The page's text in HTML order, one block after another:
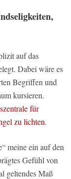
auf das
Dabei wäre es
Begriffen und
kursieren.
für
zu lichten.
meine ein auf den
Gefühl von
geltendes Maß